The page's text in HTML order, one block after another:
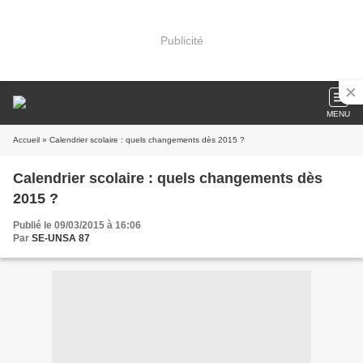
Publicité
MENU
Accueil » Calendrier scolaire : quels changements dès 2015 ?
Calendrier scolaire : quels changements dès
2015 ?
Publié le 09/03/2015 à 16:06
Par SE-UNSA 87